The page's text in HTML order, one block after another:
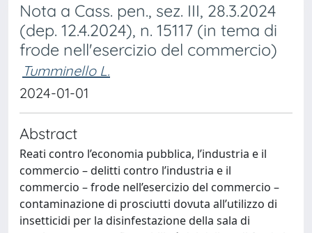
Nota a Cass. pen., sez. III, 28.3.2024
(dep. 12.4.2024), n. 15117 (in tema di
frode nell'esercizio del commercio)
Tumminello L.
2024-01-01
Abstract
Reati contro l’economia pubblica, l’industria e il
commercio – delitti contro l’industria e il
commercio – frode nell’esercizio del commercio –
contaminazione di prosciutti dovuta all’utilizzo di
insetticidi per la disinfestazione della sala di